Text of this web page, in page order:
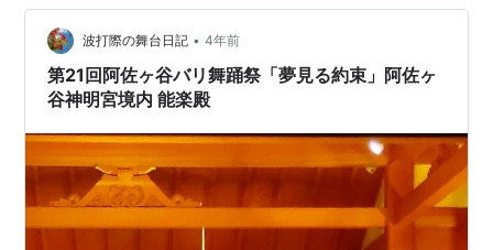
トポジションの席はここ！ 椅子席の正面一番前 もうひと
つのベスト席 レゴンダンスの演目一覧 おわりに バリ島
の伝統舞踊 バリ舞踊は、ユネスコの無…
波打際の舞台日記 • 4年前
第21回阿佐ヶ谷バリ舞踊祭「夢見る約束」阿佐ヶ
谷神明宮境内 能楽殿